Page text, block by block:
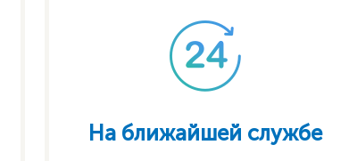
На ближайшей службе